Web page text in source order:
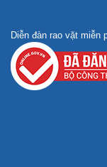
Diễn đàn rao vặt miễn